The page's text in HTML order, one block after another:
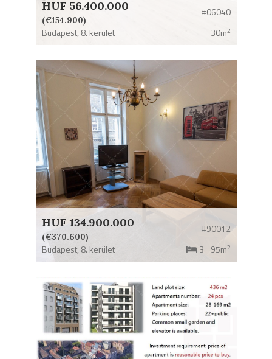
HUF 56.400.000
(€154.900)
#06040
Budapest, 8. kerület 30m2
HUF 134.900.000
(€370.600)
#90012
Budapest, 8. kerület 3 95m2